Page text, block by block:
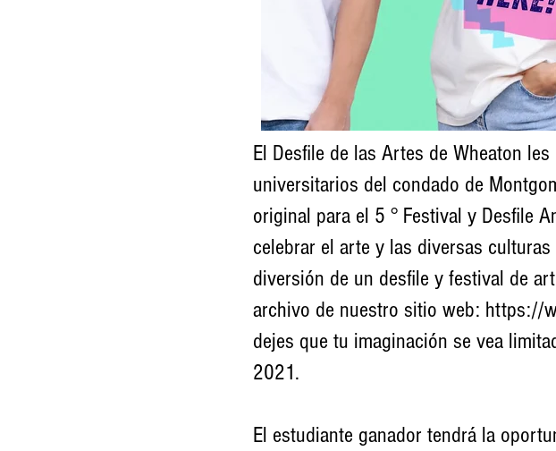
El Desfile de las Artes de Wheaton
universitarios del condado de
original para el 5 ° Festival y Desfile
celebrar el arte y las diversas
diversión de un desfile y festival de
archivo de nuestro sitio web: https://
dejes que tu imaginación se vea
2021.
El estudiante ganador tendrá la